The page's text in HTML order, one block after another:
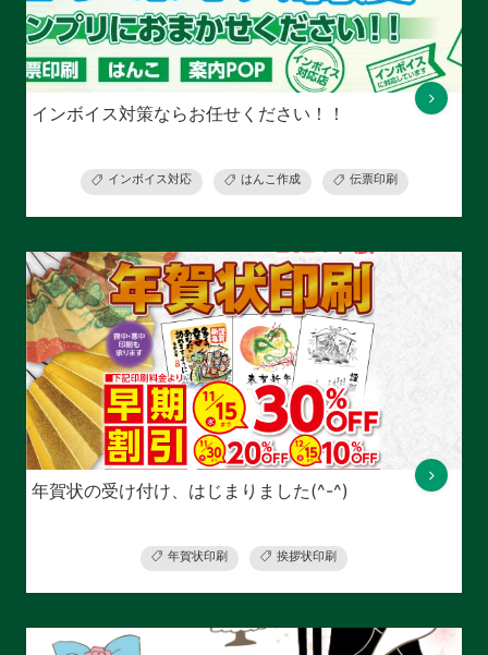
インボイス対策ならお任せください！！
インボイス対応 はんこ作成 伝票印刷
年賀状の受け付け、はじまりました(^-^)
年賀状印刷 挨拶状印刷